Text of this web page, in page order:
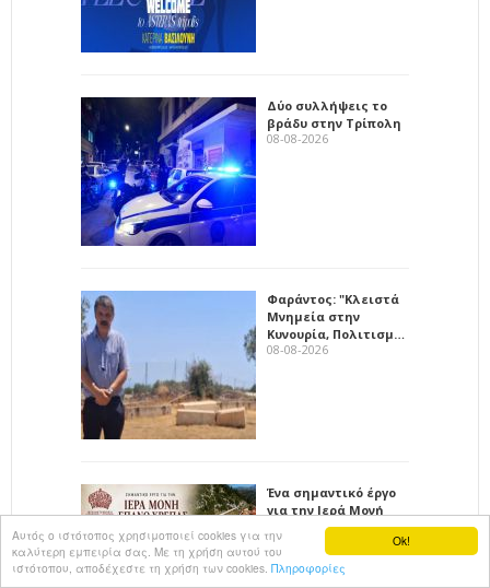
Ok!
Αυτός ο ιστότοπος χρησιμοποιεί cookies για την
καλύτερη εμπειρία σας. Με τη χρήση αυτού του
ιστότοπου, αποδέχεστε τη χρήση των cookies. Πληροφορίες
Δύο συλλήψεις το
βράδυ στην Τρίπολη
08-08-2026
Φαράντος: "Κλειστά
Μνημεία στην
Κυνουρία, Πολιτισμ…
08-08-2026
Ένα σημαντικό έργο
για την Ιερά Μονή
Επάνω Χρέπας
παίρν…
08-08-2026